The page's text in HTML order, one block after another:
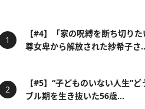
【#4】「家の呪縛を断ち切り
尊女卑から解放された紗希子さ
【#5】“子どものいない人生”
ブル期を生き抜いた56歳...